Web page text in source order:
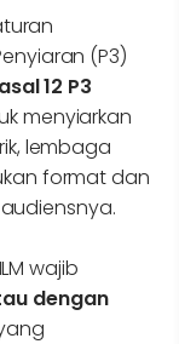
(P3)
12 P3
menyiarkan
lembaga
format dan
wajib
dengan